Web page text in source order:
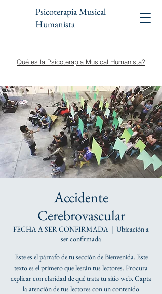
Psicoterapia Musical
Humanista
Qué es la Psicoterapia Musical Humanista?
Accidente
Cerebrovascular
FECHA A SER CONFIRMADA
  |
Ubicación a
ser confirmada
Este es el párrafo de tu sección de Bienvenida. Este
texto es el primero que leerán tus lectores. Procura
explicar con claridad de qué trata tu sitio web. Capta
la atención de tus lectores con un contenido